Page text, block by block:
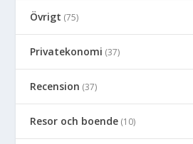
Övrigt (75)
Privatekonomi (37)
Recension (37)
Resor och boende (10)